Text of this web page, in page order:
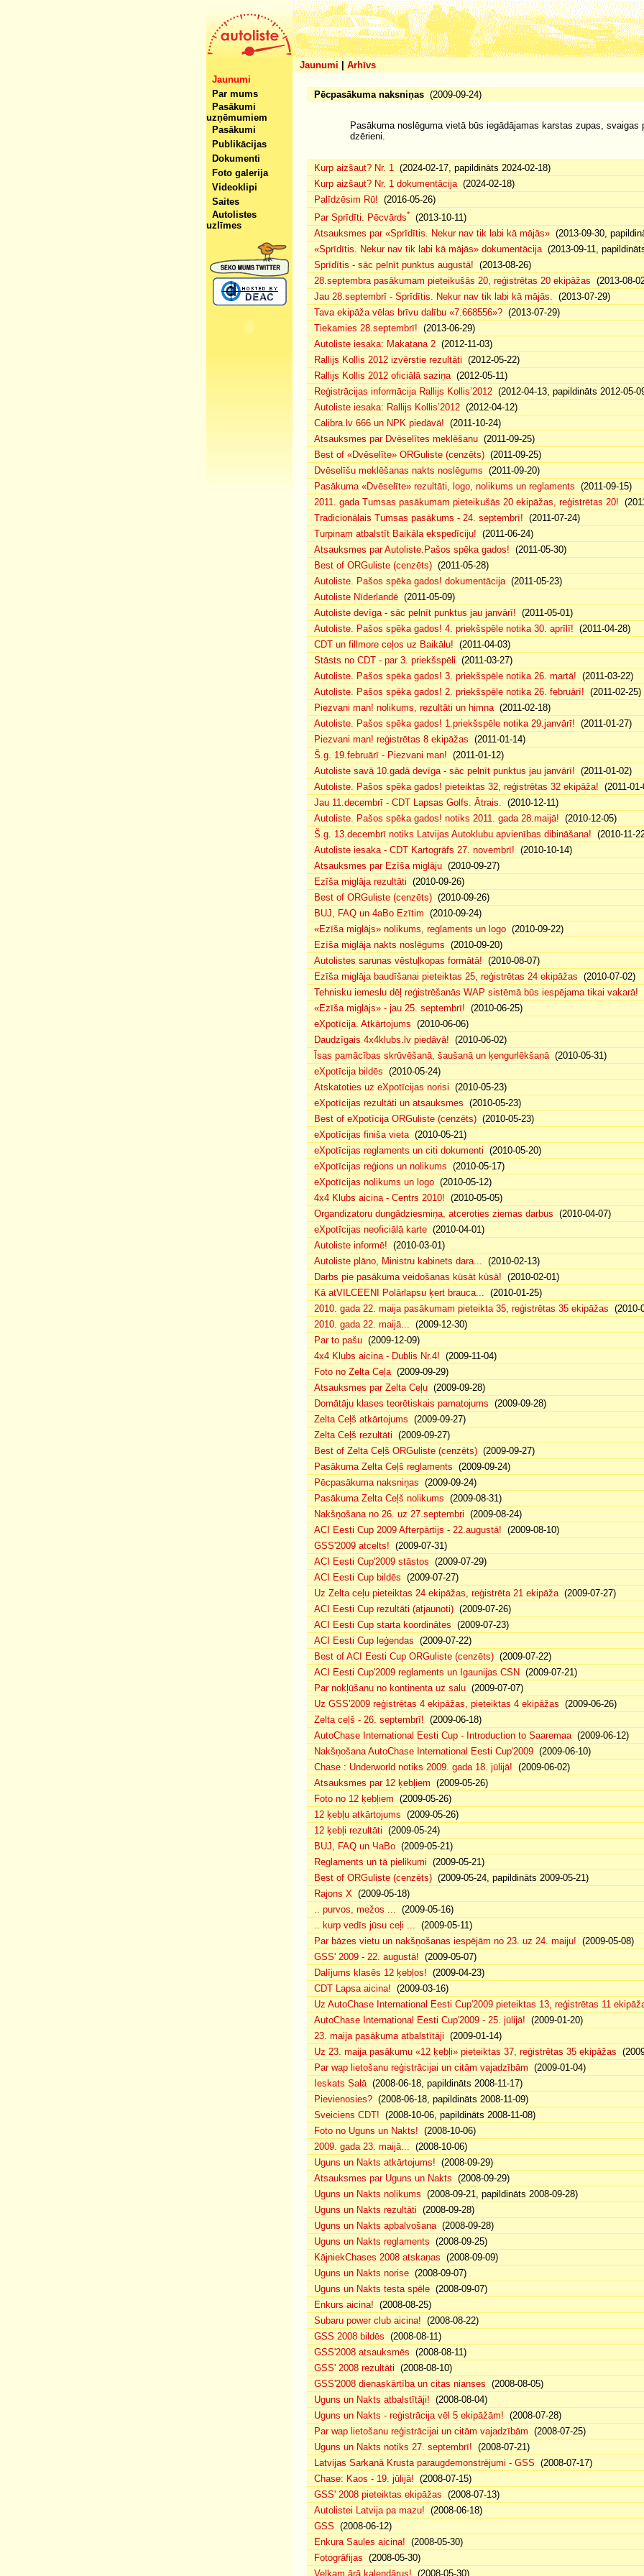
Jaunumi
Arhīvs
Jaunumi
Par mums
Pasākumi
uzņēmumiem
Pasākumi
Publikācijas
Dokumenti
Foto galerija
Videoklipi
Saites
Autolistes
uzlīmes
Pēcpasākuma naksniņas (2009-09-24)
Pasākuma noslēguma vietā būs iegādājamas karstas zupas, svaigas
dzērieni.
Kurp aizšaut? Nr. 1 (2024-02-17, papildināts 2024-02-18)
Kurp aizšaut? Nr. 1 dokumentācija(2024-02-18)
Palīdzēsim Rū! (2016-05-26)
Par Sprīdīti. Pēcvārds*
(2013-10-11)
Atsauksmes par «Sprīdītis. Nekur nav tik labi kā mājās» (2013-09-30,
«Sprīdītis. Nekur nav tik labi kā mājās» dokumentācija(2013-09-11,
Sprīdītis - sāc pelnīt punktus augustā! (2013-08-26)
28.septembra pasākumam pieteikušās 20, reģistrētas 20 ekipāžas (2013-08-
Jau 28.septembrī - Sprīdītis. Nekur nav tik labi kā mājās. (2013-07-29)
Tava ekipāža vēlas brīvu dalību «7.668556»? (2013-07-29)
Tiekamies 28.septembrī! (2013-06-29)
Autoliste iesaka: Makatana 2 (2012-11-03)
Rallijs Kollis 2012 izvērstie rezultāti (2012-05-22)
Rallijs Kollis 2012 oficiālā saziņa(2012-05-11)
Reģistrācijas informācija Rallijs Kollis’2012 (2012-04-13, papildināts 2012-05-
Autoliste iesaka: Rallijs Kollis’2012 (2012-04-12)
Calibra.lv 666 un NPK piedāvā! (2011-10-24)
Atsauksmes par Dvēselītes meklēšanu (2011-09-25)
Best of «Dvēselīte» ORGuliste (cenzēts) (2011-09-25)
Dvēselīšu meklēšanas nakts noslēgums (2011-09-20)
Pasākuma «Dvēselīte» rezultāti, logo, nolikums un reglaments (2011-09-15)
2011. gada Tumsas pasākumam pieteikušās 20 ekipāžas, reģistrētas 20!
Tradicionālais Tumsas pasākums - 24. septembrī! (2011-07-24)
Turpinam atbalstīt Baikāla ekspedīciju! (2011-06-24)
Atsauksmes par Autoliste.Pašos spēka gados! (2011-05-30)
Best of ORGuliste (cenzēts) (2011-05-28)
Autoliste. Pašos spēka gados! dokumentācija(2011-05-23)
Autoliste Nīderlandē (2011-05-09)
Autoliste devīga - sāc pelnīt punktus jau janvārī! (2011-05-01)
Autoliste. Pašos spēka gados! 4. priekšspēle notika 30. aprīlī! (2011-04-28)
CDT un fillmore ceļos uz Baikālu! (2011-04-03)
Stāsts no CDT - par 3. priekšspēli (2011-03-27)
Autoliste. Pašos spēka gados! 3. priekšspēle notika 26. martā! (2011-03-22)
Autoliste. Pašos spēka gados! 2. priekšspēle notika 26. februārī! (2011-02-25)
Piezvani man! nolikums, rezultāti un himna(2011-02-18)
Autoliste. Pašos spēka gados! 1.priekšspēle notika 29.janvārī! (2011-01-27)
Piezvani man! reģistrētas 8 ekipāžas (2011-01-14)
Š.g. 19.februārī - Piezvani man! (2011-01-12)
Autoliste savā 10.gadā devīga - sāc pelnīt punktus jau janvārī! (2011-01-02)
Autoliste. Pašos spēka gados! pieteiktas 32, reģistrētas 32 ekipāža! (2011-
Jau 11.decembrī - CDT Lapsas Golfs. Ātrais. (2010-12-11)
Autoliste. Pašos spēka gados! notiks 2011. gada 28.maijā! (2010-12-05)
Š.g. 13.decembrī notiks Latvijas Autoklubu apvienības dibināšana! (2010-11-
Autoliste iesaka - CDT Kartogrāfs 27. novembrī! (2010-10-14)
Atsauksmes par Ezīša miglāju (2010-09-27)
Ezīša miglāja rezultāti (2010-09-26)
Best of ORGuliste (cenzēts) (2010-09-26)
BUJ, FAQ un 4aBo Ezītim (2010-09-24)
«Ezīša miglājs» nolikums, reglaments un logo (2010-09-22)
Ezīša miglāja nakts noslēgums (2010-09-20)
Autolistes sarunas vēstuļkopas formātā! (2010-08-07)
Ezīša miglāja baudīšanai pieteiktas 25, reģistrētas 24 ekipāžas (2010-07-02)
Tehnisku iemeslu dēļ reģistrēšanās WAP sistēmā būs iespējama tikai vakarā!
«Ezīša miglājs» - jau 25. septembrī! (2010-06-25)
eXpotīcija. Atkārtojums (2010-06-06)
Daudzīgais 4x4klubs.lv piedāvā! (2010-06-02)
Īsas pamācības skrūvēšanā, šaušanā un ķengurlēkšanā(2010-05-31)
eXpotīcija bildēs (2010-05-24)
Atskatoties uz eXpotīcijas norisi (2010-05-23)
eXpotīcijas rezultāti un atsauksmes (2010-05-23)
Best of eXpotīcija ORGuliste (cenzēts) (2010-05-23)
eXpotīcijas finiša vieta(2010-05-21)
eXpotīcijas reglaments un citi dokumenti (2010-05-20)
eXpotīcijas reģions un nolikums (2010-05-17)
eXpotīcijas nolikums un logo (2010-05-12)
4x4 Klubs aicina - Centrs 2010! (2010-05-05)
Organdizatoru dungādziesmiņa, atceroties ziemas darbus (2010-04-07)
eXpotīcijas neoficiālā karte (2010-04-01)
Autoliste informē! (2010-03-01)
Autoliste plāno, Ministru kabinets dara... (2010-02-13)
Darbs pie pasākuma veidošanas kūsāt kūsā! (2010-02-01)
Kā atVILCEENI Polārlapsu ķert brauca... (2010-01-25)
2010. gada 22. maija pasākumam pieteikta 35, reģistrētas 35 ekipāžas (2010-
2010. gada 22. maijā... (2009-12-30)
Par to pašu (2009-12-09)
4x4 Klubs aicina - Dublis Nr.4! (2009-11-04)
Foto no Zelta Ceļa(2009-09-29)
Atsauksmes par Zelta Ceļu (2009-09-28)
Domātāju klases teorētiskais pamatojums (2009-09-28)
Zelta Ceļš atkārtojums (2009-09-27)
Zelta Ceļš rezultāti (2009-09-27)
Best of Zelta Ceļš ORGuliste (cenzēts) (2009-09-27)
Pasākuma Zelta Ceļš reglaments (2009-09-24)
Pēcpasākuma naksniņas (2009-09-24)
Pasākuma Zelta Ceļš nolikums (2009-08-31)
Nakšņošana no 26. uz 27.septembri (2009-08-24)
ACI Eesti Cup 2009 Afterpārtijs - 22.augustā! (2009-08-10)
GSS'2009 atcelts! (2009-07-31)
ACI Eesti Cup'2009 stāstos (2009-07-29)
ACI Eesti Cup bildēs (2009-07-27)
Uz Zelta ceļu pieteiktas 24 ekipāžas, reģistrēta 21 ekipāža(2009-07-27)
ACI Eesti Cup rezultāti (atjaunoti) (2009-07-26)
ACI Eesti Cup starta koordinātes (2009-07-23)
ACI Eesti Cup leģendas (2009-07-22)
Best of ACI Eesti Cup ORGuliste (cenzēts) (2009-07-22)
ACI Eesti Cup'2009 reglaments un Igaunijas CSN (2009-07-21)
Par nokļūšanu no kontinenta uz salu (2009-07-07)
Uz GSS'2009 reģistrētas 4 ekipāžas, pieteiktas 4 ekipāžas (2009-06-26)
Zelta ceļš - 26. septembrī! (2009-06-18)
AutoChase International Eesti Cup - Introduction to Saaremaa(2009-06-12)
Nakšņošana AutoChase International Eesti Cup'2009 (2009-06-10)
Chase : Underworld notiks 2009. gada 18. jūlijā! (2009-06-02)
Atsauksmes par 12 ķebļiem (2009-05-26)
Foto no 12 ķebļiem (2009-05-26)
12 ķebļu atkārtojums (2009-05-26)
12 ķebļi rezultāti (2009-05-24)
BUJ, FAQ un ЧаВо (2009-05-21)
Reglaments un tā pielikumi (2009-05-21)
Best of ORGuliste (cenzēts) (2009-05-24, papildināts 2009-05-21)
Rajons X (2009-05-18)
.. purvos, mežos ... (2009-05-16)
.. kurp vedīs jūsu ceļi ... (2009-05-11)
Par bāzes vietu un nakšņošanas iespējām no 23. uz 24. maiju! (2009-05-08)
GSS' 2009 - 22. augustā! (2009-05-07)
Dalījums klasēs 12 ķebļos! (2009-04-23)
CDT Lapsa aicina! (2009-03-16)
Uz AutoChase International Eesti Cup'2009 pieteiktas 13, reģistrētas 11
AutoChase International Eesti Cup'2009 - 25. jūlijā! (2009-01-20)
23. maija pasākuma atbalstītāji (2009-01-14)
Uz 23. maija pasākumu «12 ķebļi» pieteiktas 37, reģistrētas 35 ekipāžas
Par wap lietošanu reģistrācijai un citām vajadzībām (2009-01-04)
Ieskats Salā(2008-06-18, papildināts 2008-11-17)
Pievienosies? (2008-06-18, papildināts 2008-11-09)
Sveiciens CDT! (2008-10-06, papildināts 2008-11-08)
Foto no Uguns un Nakts! (2008-10-06)
2009. gada 23. maijā... (2008-10-06)
Uguns un Nakts atkārtojums! (2008-09-29)
Atsauksmes par Uguns un Nakts (2008-09-29)
Uguns un Nakts nolikums (2008-09-21, papildināts 2008-09-28)
Uguns un Nakts rezultāti (2008-09-28)
Uguns un Nakts apbalvošana(2008-09-28)
Uguns un Nakts reglaments (2008-09-25)
KājniekChases 2008 atskaņas (2008-09-09)
Uguns un Nakts norise (2008-09-07)
Uguns un Nakts testa spēle (2008-09-07)
Enkurs aicina! (2008-08-25)
Subaru power club aicina! (2008-08-22)
GSS 2008 bildēs (2008-08-11)
GSS'2008 atsauksmēs (2008-08-11)
GSS' 2008 rezultāti (2008-08-10)
GSS'2008 dienaskārtība un citas nianses (2008-08-05)
Uguns un Nakts atbalstītāji! (2008-08-04)
Uguns un Nakts - reģistrācija vēl 5 ekipāžām! (2008-07-28)
Par wap lietošanu reģistrācijai un citām vajadzībām (2008-07-25)
Uguns un Nakts notiks 27. septembrī! (2008-07-21)
Latvijas Sarkanā Krusta paraugdemonstrējumi - GSS (2008-07-17)
Chase: Kaos - 19. jūlijā! (2008-07-15)
GSS' 2008 pieteiktas ekipāžas (2008-07-13)
Autolistei Latvija pa mazu! (2008-06-18)
GSS (2008-06-12)
Enkura Saules aicina! (2008-05-30)
Fotogrāfijas (2008-05-30)
Velkam ārā kalendārus! (2008-05-30)